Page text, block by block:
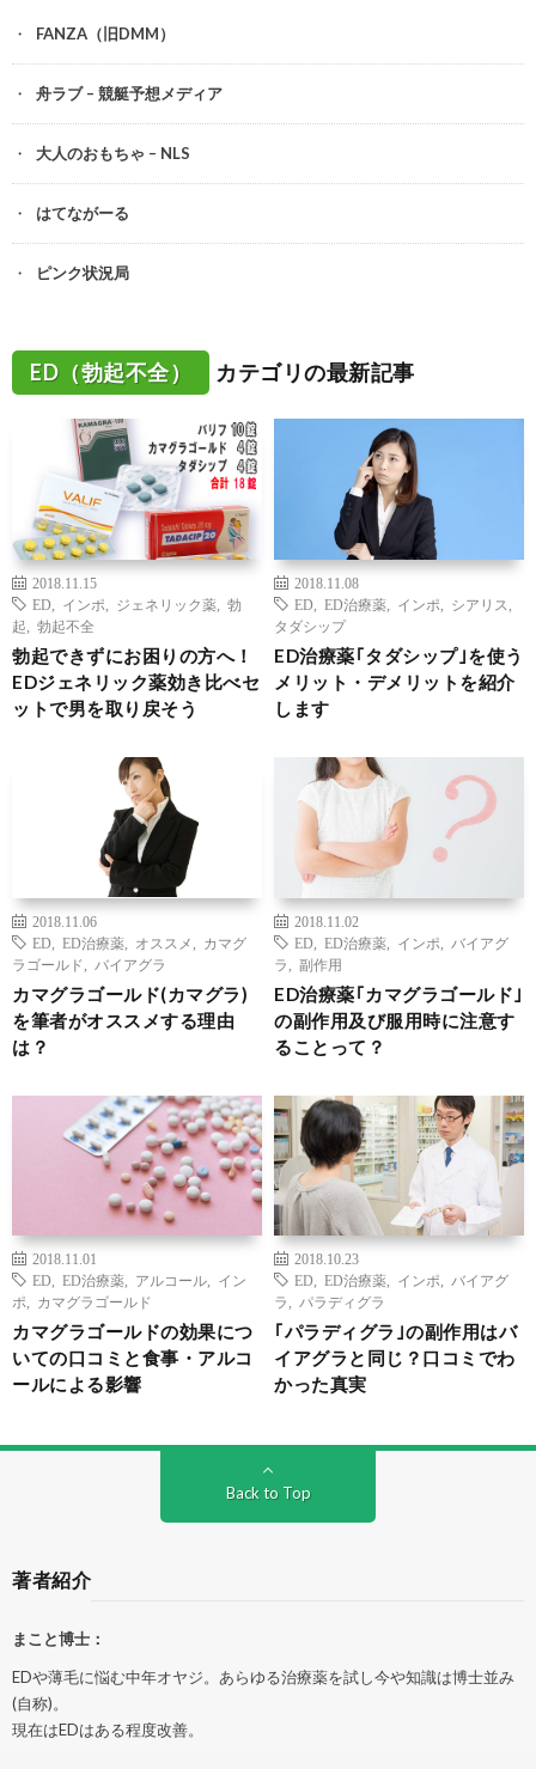
FANZA（旧DMM）
舟ラブ – 競艇予想メディア
大人のおもちゃ – NLS
はてながーる
ピンク状況局
ED（勃起不全） カテゴリの最新記事
2018.11.15
ED
インポ ジェネリック薬
勃
起
勃起不全
勃起できずにお困りの方へ！
EDジェネリック薬効き比べセ
ットで男を取り戻そう
2018.11.08
ED
ED治療薬 インポ シアリス
タダシップ
ED治療薬｢タダシップ｣を使う
メリット・デメリットを紹介
します
2018.11.06
ED
ED治療薬 オススメ
カマグ
ラゴールド
バイアグラ
カマグラゴールド(カマグラ)
を筆者がオススメする理由
は？
2018.11.02
ED
ED治療薬 インポ
バイアグ
ラ
副作用
ED治療薬｢カマグラゴールド｣
の副作用及び服用時に注意す
ることって？
2018.11.01
ED
ED治療薬 アルコール
イン
ポ
カマグラゴールド
カマグラゴールドの効果につ
いての口コミと食事・アルコ
ールによる影響
2018.10.23
ED
ED治療薬 インポ
バイアグ
ラ
パラディグラ
｢パラディグラ｣の副作用はバ
イアグラと同じ？口コミでわ
かった真実
Back to Top
著者紹介
まこと博士：
EDや薄毛に悩む中年オヤジ。あらゆる治療薬を試し今や知識は博士並み
(自称)。
現在はEDはある程度改善。